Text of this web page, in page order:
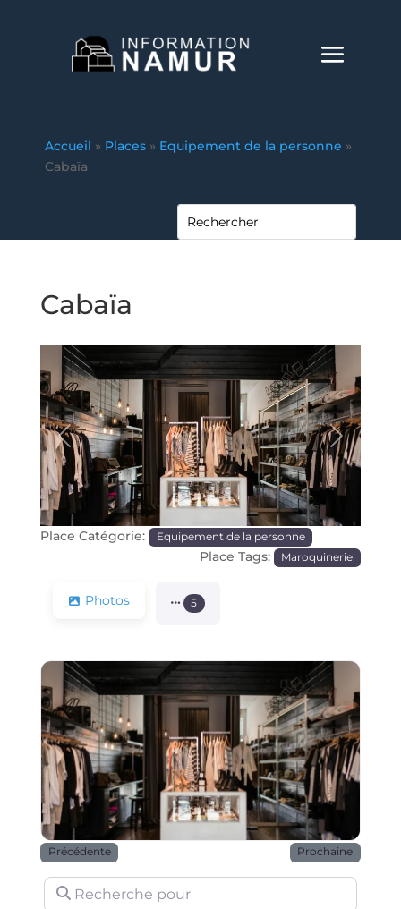
Accueil » Places » Equipement de la personne »
Cabaïa
Cabaïa
Précédente Prochaine
Place Catégorie: Equipement de la personne
Place Tags: Maroquinerie
Photos 5
Précédente Prochaine
Recherche pour